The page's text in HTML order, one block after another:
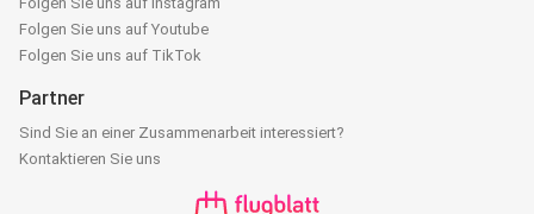
Folgen Sie uns auf Youtube
Folgen Sie uns auf TikTok
Partner
Sind Sie an einer Zusammenarbeit interessiert?
Kontaktieren Sie uns